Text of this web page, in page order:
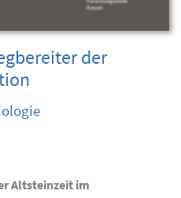
der
Altsteinzeit im